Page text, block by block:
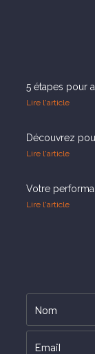
5 étapes pour
Lire l'article
Découvrez
Lire l'article
Votre
Lire l'article